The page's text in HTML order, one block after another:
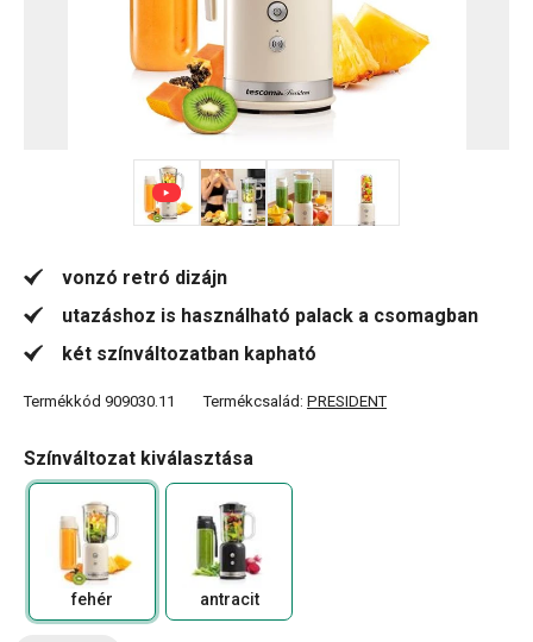
vonzó retró dizájn
utazáshoz is használható palack a csomagban
két színváltozatban kapható
Termékkód 909030.11 Termékcsalád: PRESIDENT
Színváltozat kiválasztása
fehér antracit